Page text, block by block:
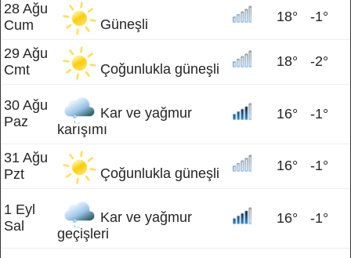
28 Ağu
Cum
Güneşli 18° -1°
29 Ağu
Cmt
Çoğunlukla güneşli 18° -2°
30 Ağu
Paz
Kar ve yağmur
karışımı
16° -1°
31 Ağu
Pzt
Çoğunlukla güneşli 16° -1°
1 Eyl
Sal
Kar ve yağmur
geçişleri
16° -1°